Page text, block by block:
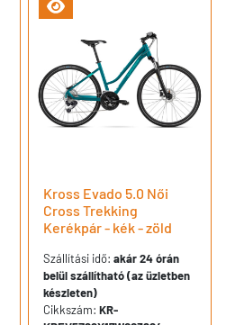
Kross Evado 5.0 Női
Cross Trekking
Kerékpár - kék - zöld
Szállítási idő: akár 24 órán
belül szállítható (az üzletben
készleten)
Cikkszám: KR-